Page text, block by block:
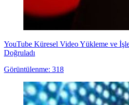
YouTube Küresel Video Yükleme ve
Doğruladı
Görüntülenme: 318